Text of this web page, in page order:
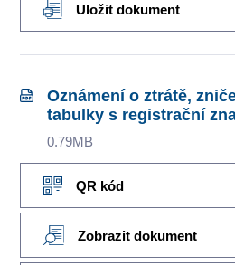
Uložit dokument
Oznámení o ztrátě,
tabulky s registrační
0.79MB
QR kód
Zobrazit dokument